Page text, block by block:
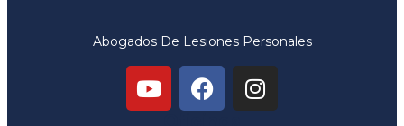
Abogados De Lesiones Personales